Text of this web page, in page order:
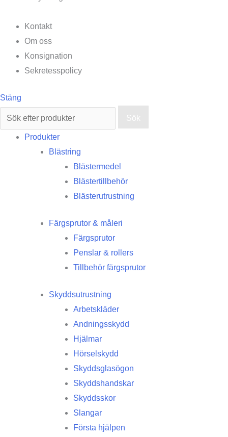
Kontakt
Om oss
Konsignation
Sekretesspolicy
Stäng
Sök
Produkter
Blästring
Blästermedel
Blästertillbehör
Blästerutrustning
Färgsprutor & måleri
Färgsprutor
Penslar & rollers
Tillbehör färgsprutor
Skyddsutrustning
Arbetskläder
Andningsskydd
Hjälmar
Hörselskydd
Skyddsglasögon
Skyddshandskar
Skyddsskor
Slangar
Första hjälpen